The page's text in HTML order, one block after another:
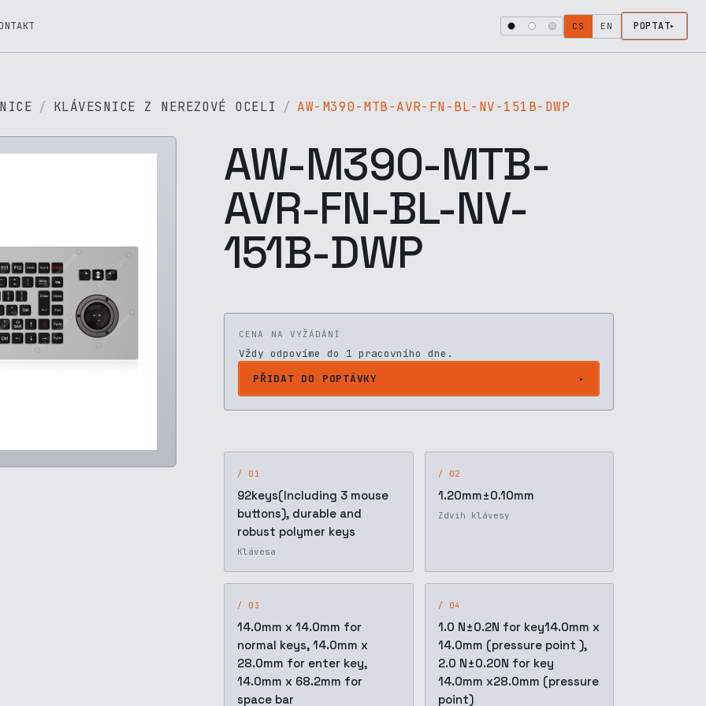
CS EN POPTAT
KLÁVESNICE Z NEREZOVÉ OCELI AW-M390-MTB-AVR-FN-BL-NV-151B-DWP
AW-M390-MTB-
AVR-FN-BL-NV-
151B-DWP
CENA NA VYŽÁDÁNÍ
Vždy odpovíme do 1 pracovního dne.
PŘIDAT DO POPTÁVKY
/ 01
92keys(Including 3 mouse
buttons), durable and
robust polymer keys
Klávesa
/ 02
1.20mm±0.10mm
Zdvih klávesy
/ 03
14.0mm x 14.0mm for
normal keys, 14.0mm x
28.0mm for enter key,
14.0mm x 68.2mm for
space bar
/ 04
1.0 N±0.2N for key14.0mm x
14.0mm (pressure point ),
2.0 N±0.20N for key
14.0mm x28.0mm (pressure
point)